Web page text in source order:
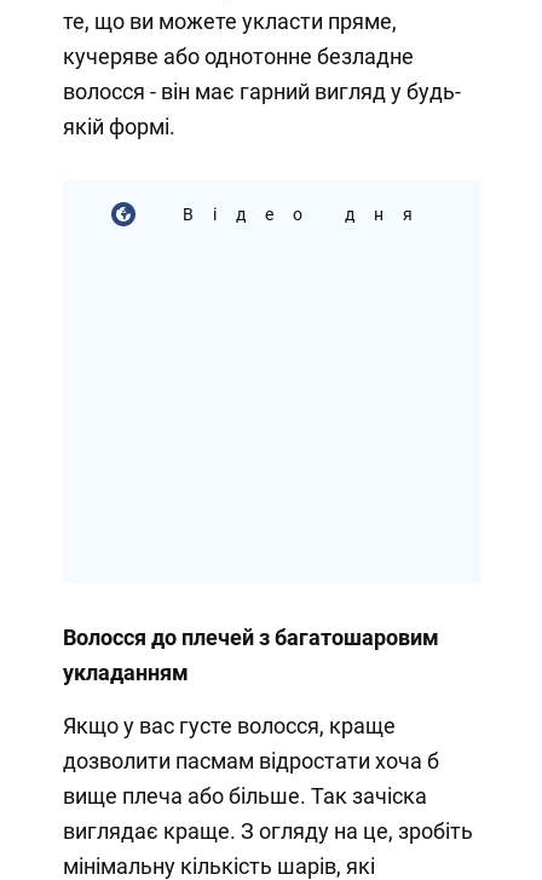
те, що ви можете укласти пряме,
кучеряве або однотонне безладне
волосся - він має гарний вигляд у будь-
якій формі.
Відео дня
Волосся до плечей з багатошаровим
укладанням
Якщо у вас густе волосся, краще
дозволити пасмам відростати хоча б
вище плеча або більше. Так зачіска
виглядає краще. З огляду на це, зробіть
мінімальну кількість шарів, які